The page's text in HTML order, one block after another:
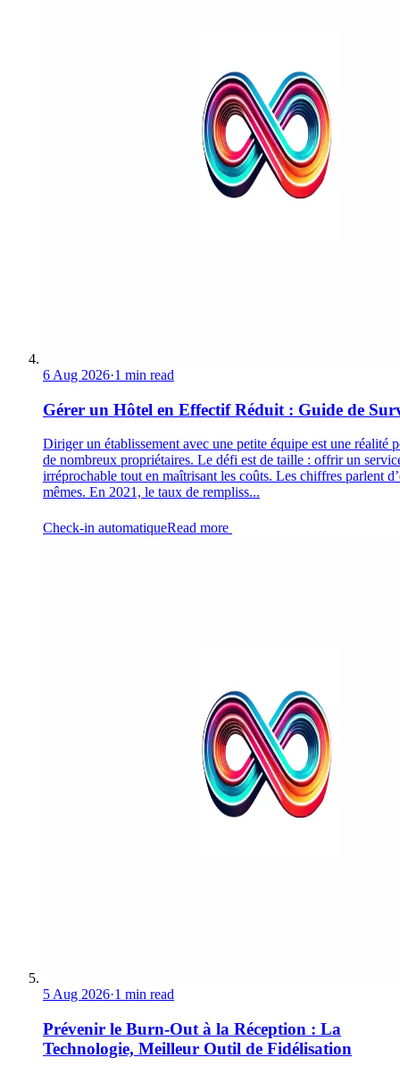
6 Aug 2026·1 min read
Gérer un Hôtel en Effectif Réduit : Guide de
Diriger un établissement avec une petite équipe est une réalité
de nombreux propriétaires. Le défi est de taille : offrir un
irréprochable tout en maîtrisant les coûts. Les chiffres parlent
mêmes. En 2021, le taux de rempliss...
Check-in automatiqueRead more
5 Aug 2026·1 min read
Prévenir le Burn-Out à la Réception : La
Technologie, Meilleur Outil de Fidélisation